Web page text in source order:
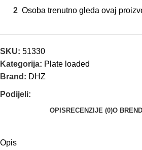
2 Osoba trenutno gleda ovaj
SKU: 51330
Kategorija: Plate loaded
Brand: DHZ
Podijeli:
OPIS RECENZIJE (0)O
Opis